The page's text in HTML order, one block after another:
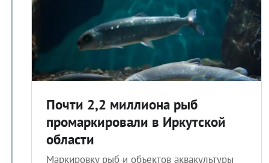
Почти 2,2 миллиона рыб
промаркировали в Иркутской